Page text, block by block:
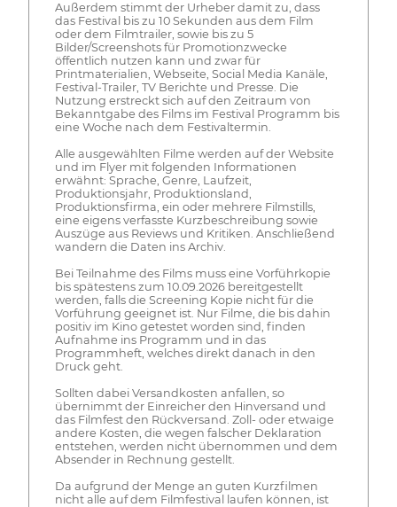
Außerdem stimmt der Urheber damit zu, dass
das Festival bis zu 10 Sekunden aus dem Film
oder dem Filmtrailer, sowie bis zu 5
Bilder/Screenshots für Promotionzwecke
öffentlich nutzen kann und zwar für
Printmaterialien, Webseite, Social Media Kanäle,
Festival-Trailer, TV Berichte und Presse. Die
Nutzung erstreckt sich auf den Zeitraum von
Bekanntgabe des Films im Festival Programm bis
eine Woche nach dem Festivaltermin.
Alle ausgewählten Filme werden auf der Website
und im Flyer mit folgenden Informationen
erwähnt: Sprache, Genre, Laufzeit,
Produktionsjahr, Produktionsland,
Produktionsfirma, ein oder mehrere Filmstills,
eine eigens verfasste Kurzbeschreibung sowie
Auszüge aus Reviews und Kritiken. Anschließend
wandern die Daten ins Archiv.
Bei Teilnahme des Films muss eine Vorführkopie
bis spätestens zum 10.09.2026 bereitgestellt
werden, falls die Screening Kopie nicht für die
Vorführung geeignet ist. Nur Filme, die bis dahin
positiv im Kino getestet worden sind, finden
Aufnahme ins Programm und in das
Programmheft, welches direkt danach in den
Druck geht.
Sollten dabei Versandkosten anfallen, so
übernimmt der Einreicher den Hinversand und
das Filmfest den Rückversand. Zoll- oder etwaige
andere Kosten, die wegen falscher Deklaration
entstehen, werden nicht übernommen und dem
Absender in Rechnung gestellt.
Da aufgrund der Menge an guten Kurzfilmen
nicht alle auf dem Filmfestival laufen können, ist